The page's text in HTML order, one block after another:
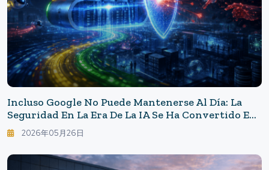
Incluso Google No Puede Mantenerse Al Día: La
Seguridad En La Era De La IA Se Ha Convertido En
Una Lucha "en Cuestión De Segundos"
2026年05月26日